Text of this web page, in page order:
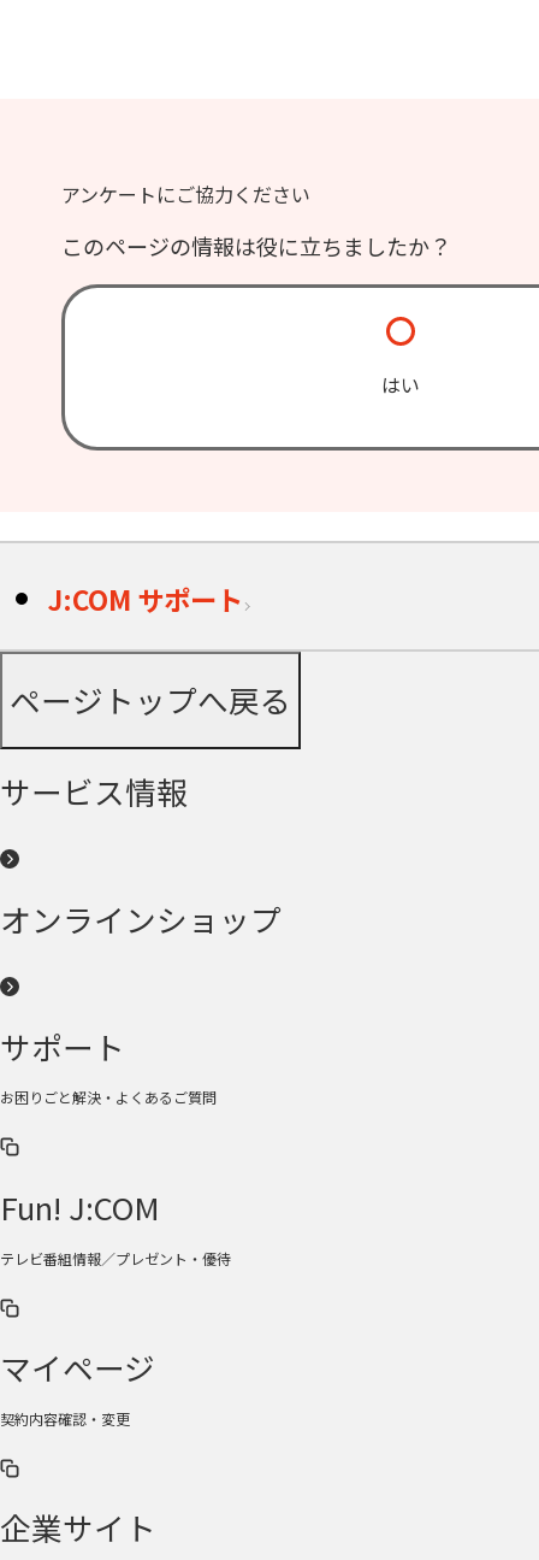
アンケートにご協力ください
このページの情報は役に立ちましたか？
はい
J:COM サポート
ページトップへ戻る
サービス情報
オンラインショップ
サポート
お困りごと解決・よくあるご質問
Fun! J:COM
テレビ番組情報／プレゼント・優待
マイページ
契約内容確認・変更
企業サイト